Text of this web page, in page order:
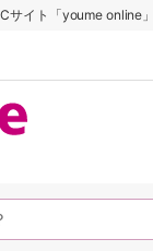
サイト「youme online」